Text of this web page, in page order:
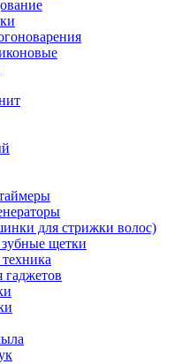
для стрижки волос)
щетки
гаджетов